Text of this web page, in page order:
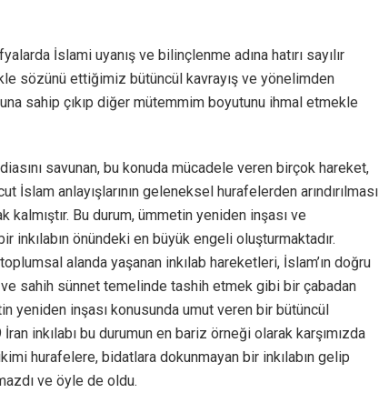
İslami uyanış ve bilinçlenme adına hatırı sayılır
sözünü ettiğimiz bütüncül kavrayış ve yönelimden
sahip çıkıp diğer mütemmim boyutunu ihmal etmekle
savunan, bu konuda mücadele veren birçok hareket,
İslam anlayışlarının geleneksel hurafelerden arındırılması
Bu durum, ümmetin yeniden inşası ve
inkılabın önündeki en büyük engeli oluşturmaktadır.
alanda yaşanan inkılab hareketleri, İslam’ın doğru
ve sahih sünnet temelinde tashih etmek gibi bir çabadan
yeniden inşası konusunda umut veren bir bütüncül
inkılabı bu durumun en bariz örneği olarak karşımızda
hurafelere, bidatlara dokunmayan bir inkılabın gelip
ve öyle de oldu.